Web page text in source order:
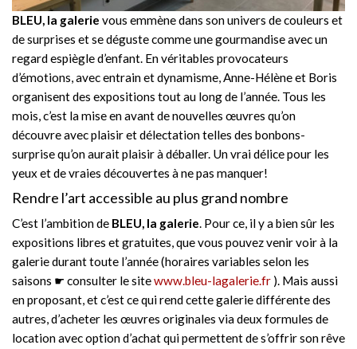
BLEU, la galerie vous emmène dans son univers de couleurs et
de surprises et se déguste comme une gourmandise avec un
regard espiègle d’enfant. En véritables provocateurs
d’émotions, avec entrain et dynamisme, Anne-Hélène et Boris
organisent des expositions tout au long de l’année. Tous les
mois, c’est la mise en avant de nouvelles œuvres qu’on
découvre avec plaisir et délectation telles des bonbons-
surprise qu’on aurait plaisir à déballer. Un vrai délice pour les
yeux et de vraies découvertes à ne pas manquer!
Rendre l’art accessible au plus grand nombre
C’est l’ambition de BLEU, la galerie. Pour ce, il y a bien sûr les
expositions libres et gratuites, que vous pouvez venir voir à la
galerie durant toute l’année (horaires variables selon les
saisons ☛ consulter le sitewww.bleu-lagalerie.fr ). Mais aussi
en proposant, et c’est ce qui rend cette galerie différente des
autres, d’acheter les œuvres originales via deux formules de
location avec option d’achat qui permettent de s’offrir son rêve